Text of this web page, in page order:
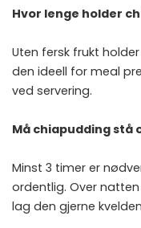
Hvor lenge holder
Uten fersk frukt
den ideell for meal
ved servering.
Må chiapudding stå
Minst 3 timer er
ordentlig. Over
lag den gjerne